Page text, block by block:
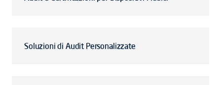
Soluzioni di Audit Personalizzate